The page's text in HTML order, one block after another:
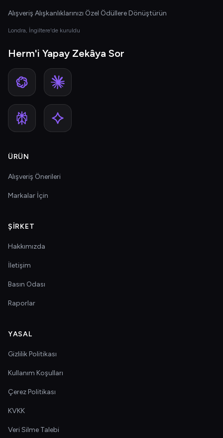
Alışveriş Alışkanlıklarınızı Özel Ödüllere Dönüştürün
Londra, İngiltere'de kuruldu
Herm'i Yapay Zekâya Sor
ÜRÜN
Alışveriş Önerileri
Markalar İçin
ŞIRKET
Hakkımızda
İletişim
Basın Odası
Raporlar
YASAL
Gizlilik Politikası
Kullanım Koşulları
Çerez Politikası
KVKK
Veri Silme Talebi